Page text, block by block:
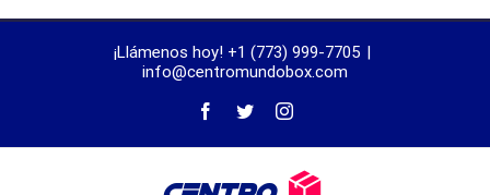
¡Llámenos hoy! +1 (773) 999-7705 |
info@centromundobox.com